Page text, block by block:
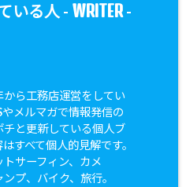
いる人 - WRITER-
から工務店運営をしてい
やメルマガで情報発信の
チと更新している個人ブ
すべて個人的見解です。
サーフィン、カメ
プ、バイク、旅行。